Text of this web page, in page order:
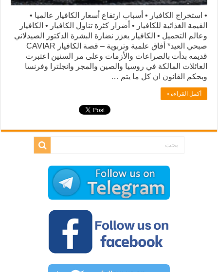
• استخراج الكافيار • أسباب ارتفاع أسعار الكافيار عالميا •
القيمة الغذائية للكافيار • أضرار كثرة تناول الكافيار • الكافيار
وعالم التجميل • الكافيار يعزز نضارة البشرة الدكتور الصيدلاني
صبحي العيد* أفاق علمية وتربوية – قصة الكافيار CAVIAR
قديمه بدأت بالصراعات والأزمات وعلى مر السنين اعتبرت
العائلات المالكة في روسيا والصين والمجر وانجلترا وفرنسا
وبحكم القانون ان كل ما يتم …
أكمل القراءة »